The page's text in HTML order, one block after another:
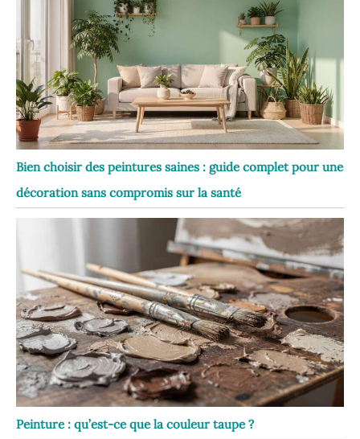
Bien choisir des peintures saines : guide complet pour une
décoration sans compromis sur la santé
Peinture : qu’est-ce que la couleur taupe ?